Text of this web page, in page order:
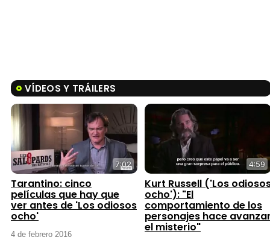
VÍDEOS Y TRÁILERS
7:02
Tarantino: cinco
películas que hay que
ver antes de 'Los odiosos
ocho'
4 de febrero 2016
4:59
Kurt Russell ('Los
ocho'): "El
comportamiento de los
personajes hace
el misterio"